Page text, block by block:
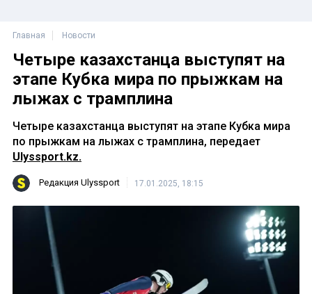
Главная Новости
Четыре казахстанца выступят на
этапе Кубка мира по прыжкам на
лыжах с трамплина
Четыре казахстанца выступят на этапе Кубка мира
по прыжкам на лыжах с трамплина, передает
Ulyssport.kz.
Редакция Ulyssport 17.01.2025, 18:15